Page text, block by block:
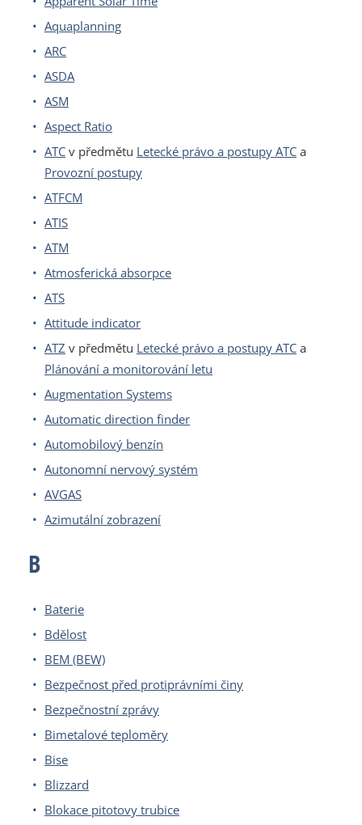
Aquaplanning
ARC
ASDA
ASM
Aspect Ratio
ATC v předmětu Letecké právo a postupy ATC a
Provozní postupy
ATFCM
ATIS
ATM
Atmosferická absorpce
ATS
Attitude indicator
ATZ v předmětu Letecké právo a postupy ATC a
Plánování a monitorování letu
Augmentation Systems
Automatic direction finder
Automobilový benzín
Autonomní nervový systém
AVGAS
Azimutální zobrazení
B
Baterie
Bdělost
BEM (BEW)
Bezpečnost před protiprávními činy
Bezpečnostní zprávy
Bimetalové teploměry
Bise
Blizzard
Blokace pitotovy trubice